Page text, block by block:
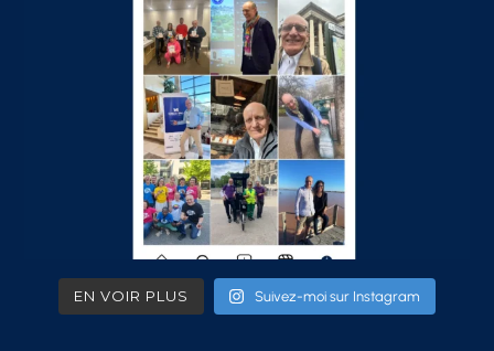
EN VOIR PLUS Suivez-moi sur Instagram